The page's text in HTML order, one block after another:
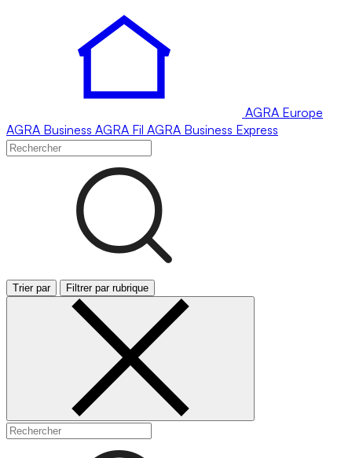
AGRA Europe
AGRA Business AGRA Fil AGRA Business Express
Trier par Filtrer par rubrique